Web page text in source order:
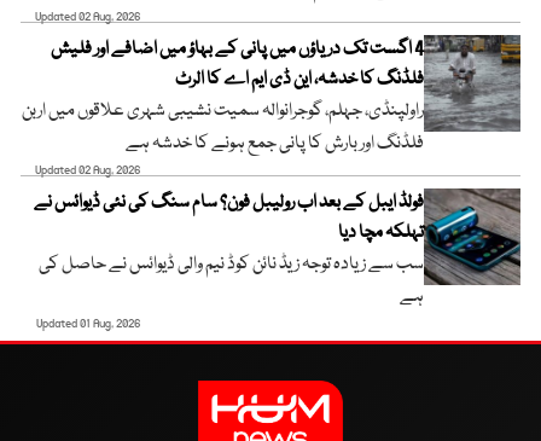
Updated 02 Aug, 2026
4 اگست تک دریاؤں میں پانی کے بہاؤ میں اضافے اور فلیش
فلڈنگ کا خدشہ، این ڈی ایم اے کا الرٹ
راولپنڈی، جہلم، گوجرانوالہ سمیت نشیبی شہری علاقوں میں اربن
فلڈنگ اور بارش کا پانی جمع ہونے کا خدشہ ہے
Updated 02 Aug, 2026
فولڈ ایبل کے بعد اب رولیبل فون؟ سام سنگ کی نئی ڈیوائس نے
تہلکہ مچا دیا
سب سے زیادہ توجہ زیڈ نائن کوڈ نیم والی ڈیوائس نے حاصل کی
ہے
Updated 01 Aug, 2026